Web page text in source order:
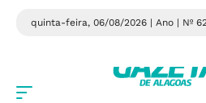
quinta-feira, 06/08/2026 | Ano | Nº